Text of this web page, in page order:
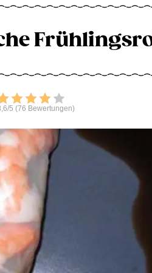
Bewerten
5 (76 Bewertungen)